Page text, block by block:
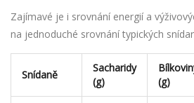
Zajímavé je i srovnání energií a
na jednoduché srovnání typických
Snídaně
Sacharidy
(g)
(g)